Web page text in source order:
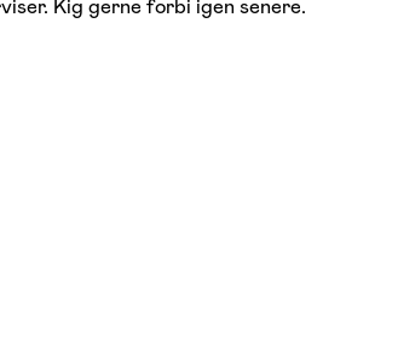
Kig gerne forbi igen senere.